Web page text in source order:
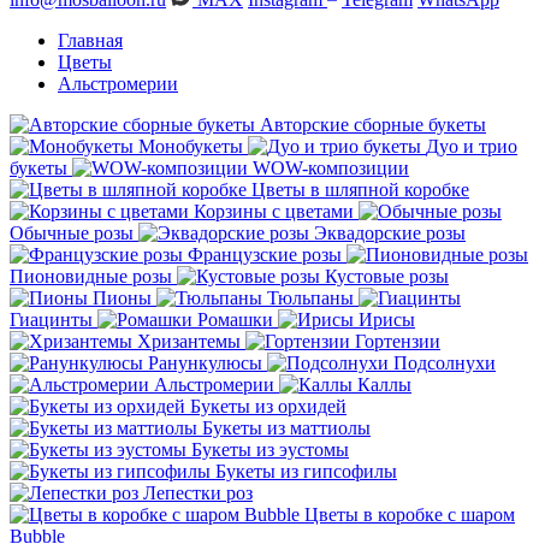
Главная
Цветы
Альстромерии
Авторские сборные букеты
Монобукеты
Дуо и трио
букеты
WOW-композиции
Цветы в шляпной коробке
Корзины с цветами
Обычные розы
Эквадорские розы
Французские розы
Пионовидные розы
Кустовые розы
Пионы
Тюльпаны
Гиацинты
Ромашки
Ирисы
Хризантемы
Гортензии
Ранункулюсы
Подсолнухи
Альстромерии
Каллы
Букеты из орхидей
Букеты из маттиолы
Букеты из эустомы
Букеты из гипсофилы
Лепестки роз
Цветы в коробке с шаром
Bubble